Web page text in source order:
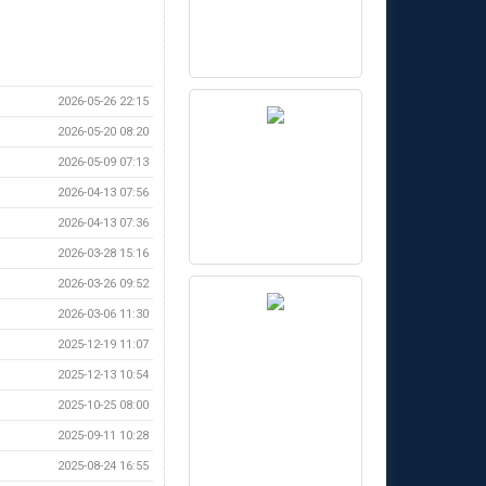
2026-05-26 22:15
2026-05-20 08:20
2026-05-09 07:13
2026-04-13 07:56
2026-04-13 07:36
2026-03-28 15:16
2026-03-26 09:52
2026-03-06 11:30
2025-12-19 11:07
2025-12-13 10:54
2025-10-25 08:00
2025-09-11 10:28
2025-08-24 16:55